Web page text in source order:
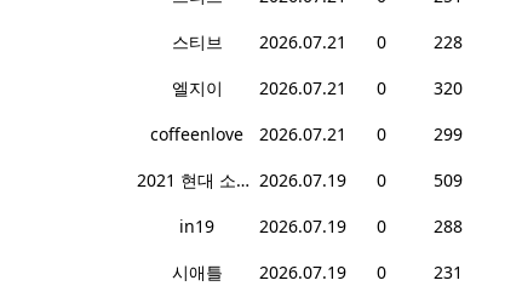
스티브 2026.07.21 0
228
엘지이 2026.07.21 0
320
coffeenlove 2026.07.21 0
299
2021 현대 소나타 리미티드 2026.07.19 0
509
in19 2026.07.19 0
288
시애틀 2026.07.19 0
231